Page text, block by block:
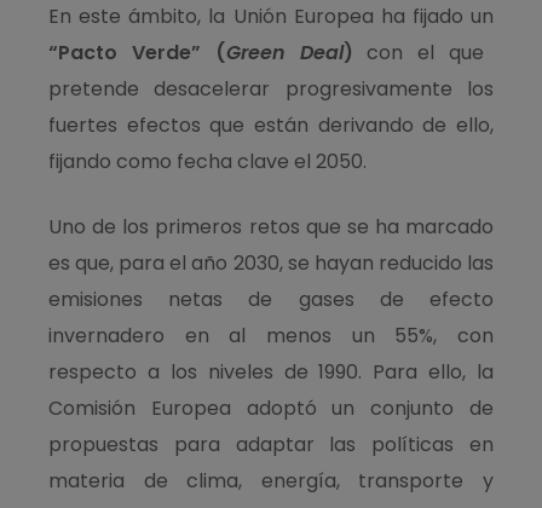
En este ámbito, la Unión Europea ha fijado un
“Pacto Verde” (Green Deal) con el que
pretende desacelerar progresivamente los
fuertes efectos que están derivando de ello,
fijando como fecha clave el 2050.
Uno de los primeros retos que se ha marcado
es que, para el año 2030, se hayan reducido las
emisiones netas de gases de efecto
invernadero en al menos un 55%, con
respecto a los niveles de 1990. Para ello, la
Comisión Europea adoptó un conjunto de
propuestas para adaptar las políticas en
materia de clima, energía, transporte y